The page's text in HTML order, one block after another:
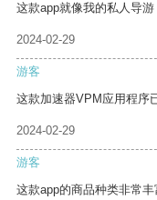
这款app就像我的私人导游
2024-02-29
游客
这款加速器VPM应用程序
2024-02-29
游客
这款app的商品种类非常丰